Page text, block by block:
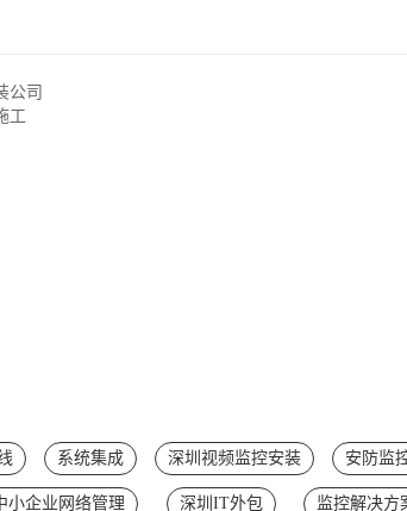
公司
工
系统集成 深圳视频监控安装 安防监
小企业网络管理 深圳IT外包 监控解决方